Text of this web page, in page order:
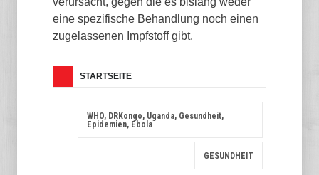
eine spezifische Behandlung noch einen
zugelassenen Impfstoff gibt.
STARTSEITE
WHO, DRKongo, Uganda, Gesundheit,
Epidemien, Ebola
GESUNDHEIT